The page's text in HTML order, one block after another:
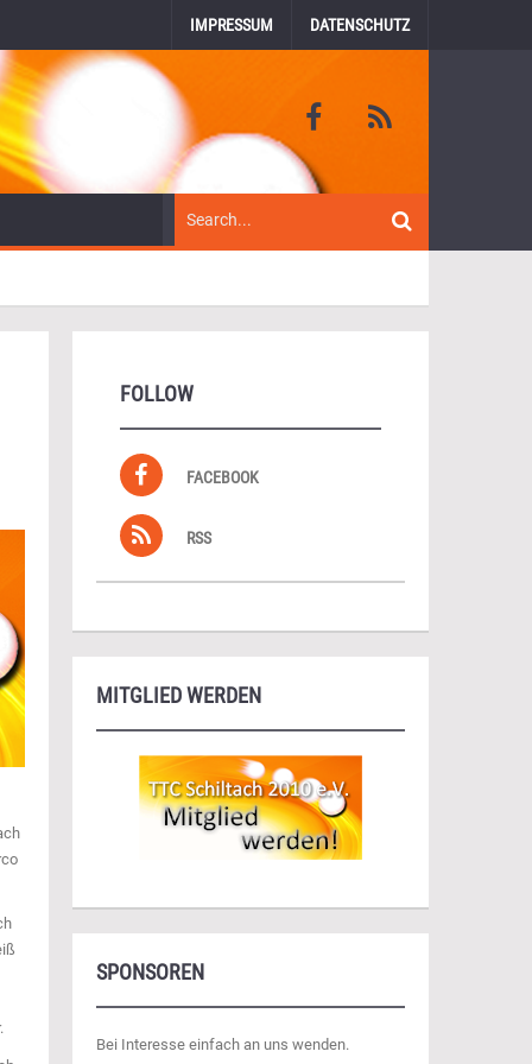
IMPRESSUM DATENSCHUTZ
FOLLOW
FACEBOOK
RSS
MITGLIED WERDEN
SPONSOREN
Bei Interesse einfach an uns wenden.